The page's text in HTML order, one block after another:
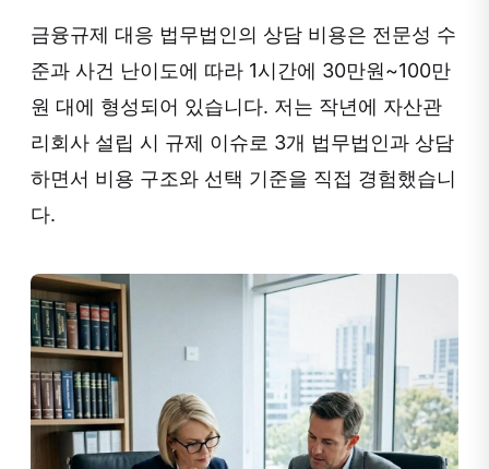
금융규제 대응 법무법인의 상담 비용은 전문성 수
준과 사건 난이도에 따라 1시간에 30만원~100만
원 대에 형성되어 있습니다. 저는 작년에 자산관
리회사 설립 시 규제 이슈로 3개 법무법인과 상담
하면서 비용 구조와 선택 기준을 직접 경험했습니
다.